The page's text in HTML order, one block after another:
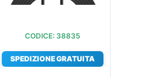
CODICE: 38835
SPEDIZIONE GRATUITA